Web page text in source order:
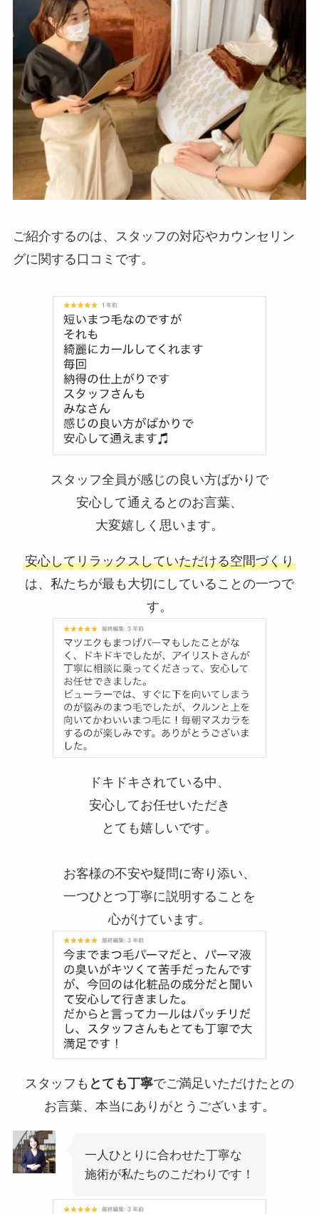
ご紹介するのは、スタッフの対応やカウンセリン
グに関する口コミです。
スタッフ全員が感じの良い方ばかりで
安心して通えるとのお言葉、
大変嬉しく思います。
安心してリラックスしていただける空間づくり
は、私たちが最も大切にしていることの一つで
す。
ドキドキされている中、
安心してお任せいただき
とても嬉しいです。
お客様の不安や疑問に寄り添い、
一つひとつ丁寧に説明することを
心がけています。
スタッフも とても丁寧でご満足いただけたとの
お言葉、本当にありがとうございます。
一人ひとりに合わせた丁寧な
施術が私たちのこだわりです！